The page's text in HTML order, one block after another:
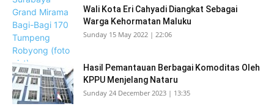
Wali Kota Eri Cahyadi Diangkat Sebagai
Warga Kehormatan Maluku
Sunday 15 May 2022 | 22:06
Hasil Pemantauan Berbagai Komoditas Oleh
KPPU Menjelang Nataru
Sunday 24 December 2023 | 13:35